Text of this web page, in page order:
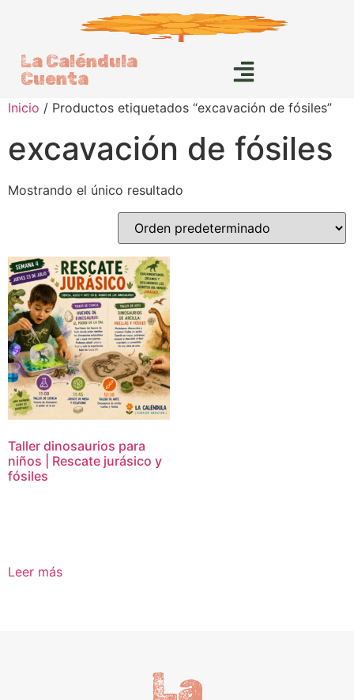
La Caléndula
Cuenta
Inicio / Productos etiquetados “excavación de fósiles”
excavación de fósiles
Mostrando el único resultado
Taller dinosaurios para
niños | Rescate jurásico y
fósiles
Leer más
La